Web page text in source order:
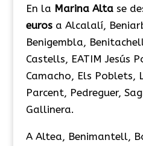
En la Marina Altase
eurosa Alcalalí,
Benigembla,
Castells, EATIM Jesús
Camacho, Els Poblets,
Parcent, Pedreguer,
Gallinera.
A Altea, Benimantell,